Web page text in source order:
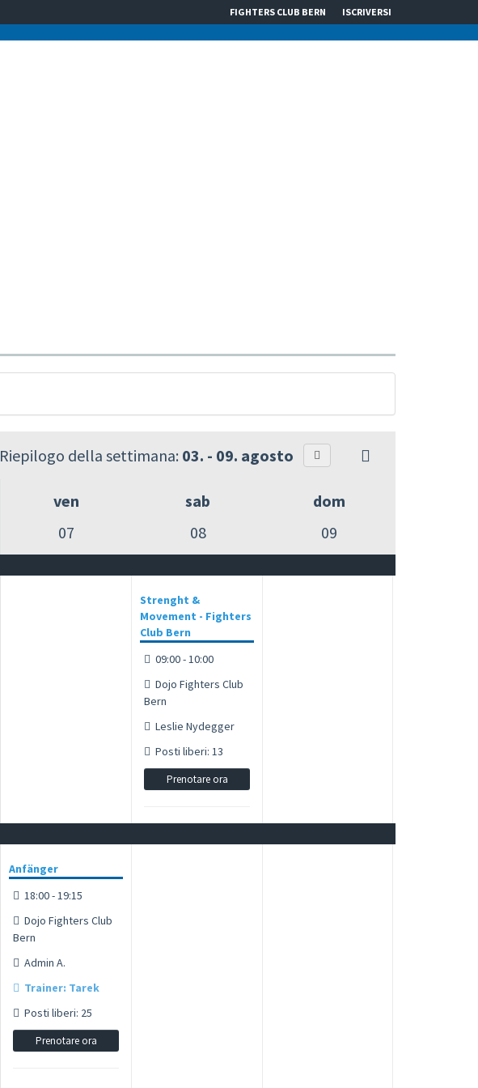
FIGHTERS CLUB BERN ISCRIVERSI
Riepilogo della settimana: 03. - 09. agosto
ven
07
sab
08
dom
09
Strenght &
Movement - Fighters
Club Bern
09:00 - 10:00
Dojo Fighters Club
Bern
Leslie Nydegger
Posti liberi: 13
Prenotare ora
Anfänger
18:00 - 19:15
Dojo Fighters Club
Bern
Admin A.
Trainer: Tarek
Posti liberi: 25
Prenotare ora